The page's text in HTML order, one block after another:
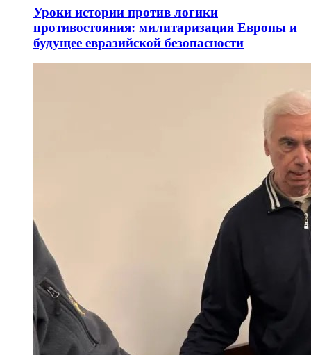
Уроки истории против логики
противостояния: милитаризация Европы и
будущее евразийской безопасности